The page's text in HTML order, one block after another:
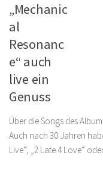
„Mechanic
al
Resonanc
e“ auch
live ein
Genuss
Über die Songs des
Auch nach 30 Jahren
Live“, „2 Late 4 Love“